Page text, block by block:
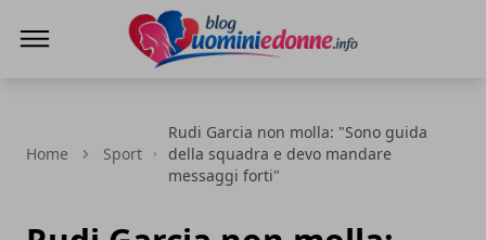
Home Sport
Rudi Garcia non molla: "Sono guida
della squadra e devo mandare
messaggi forti"